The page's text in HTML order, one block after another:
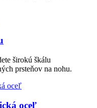
širokú škálu
prsteňov na nohu.
oceľ